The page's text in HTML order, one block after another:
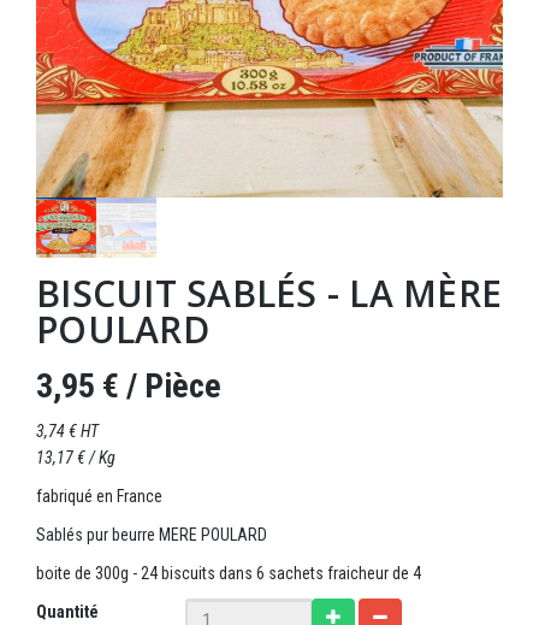
BISCUIT SABLÉS - LA MÈRE
POULARD
3,95 € / Pièce
3,74 € HT
13,17 € / Kg
fabriqué en France
Sablés pur beurre MERE POULARD
boite de 300g - 24 biscuits dans 6 sachets fraicheur de 4
Quantité